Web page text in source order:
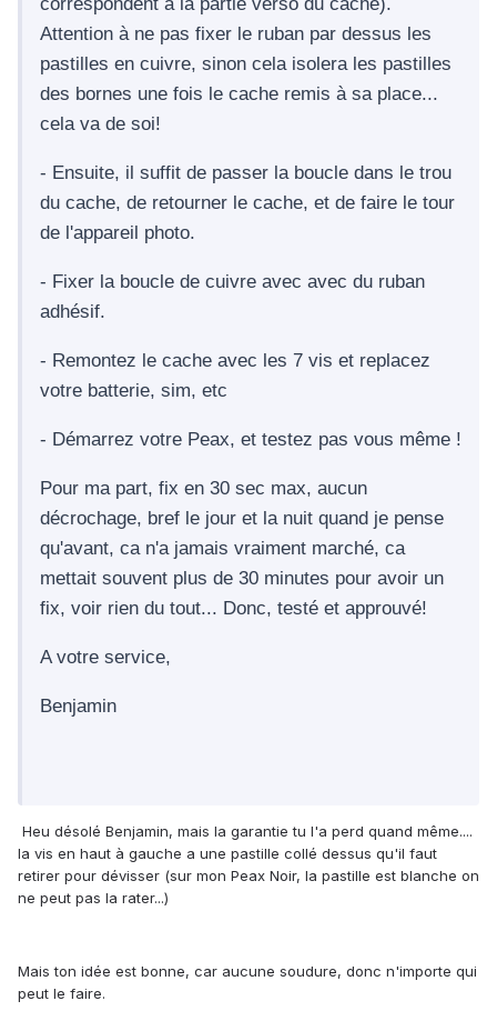
Attention à ne pas fixer le ruban par dessus les
pastilles en cuivre, sinon cela isolera les pastilles
des bornes une fois le cache remis à sa place...
cela va de soi!
- Ensuite, il suffit de passer la boucle dans le trou
du cache, de retourner le cache, et de faire le tour
de l'appareil photo.
- Fixer la boucle de cuivre avec avec du ruban
adhésif.
- Remontez le cache avec les 7 vis et replacez
votre batterie, sim, etc
- Démarrez votre Peax, et testez pas vous même !
Pour ma part, fix en 30 sec max, aucun
décrochage, bref le jour et la nuit quand je pense
qu'avant, ca n'a jamais vraiment marché, ca
mettait souvent plus de 30 minutes pour avoir un
fix, voir rien du tout... Donc, testé et approuvé!
A votre service,
Benjamin
Heu désolé Benjamin, mais la garantie tu l'a perd quand même....
la vis en haut à gauche a une pastille collé dessus qu'il faut
retirer pour dévisser (sur mon Peax Noir, la pastille est blanche on
ne peut pas la rater...)
Mais ton idée est bonne, car aucune soudure, donc n'importe qui
peut le faire.